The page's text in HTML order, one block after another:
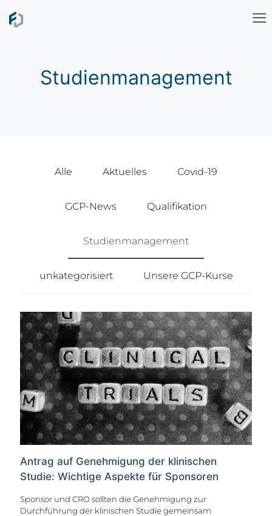
Studienmanagement
Alle Aktuelles Covid-19
GCP-News Qualifikation
Studienmanagement
unkategorisiert Unsere GCP-Kurse
Antrag auf Genehmigung der klinischen
Studie: Wichtige Aspekte für Sponsoren
Sponsor und CRO sollten die Genehmigung zur
Durchführung der klinischen Studie gemeinsam